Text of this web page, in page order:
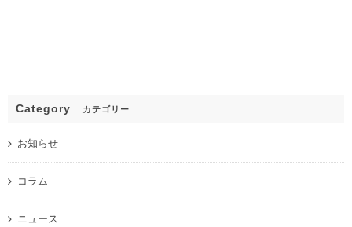
Category カテゴリー
お知らせ
コラム
ニュース